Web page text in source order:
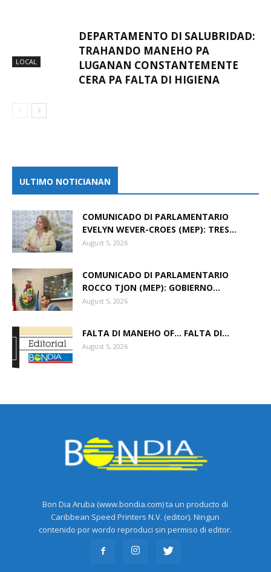
LOCAL
DEPARTAMENTO DI SALUBRIDAD:
TRAHANDO MANEHO PA
LUGANAN CONSTANTEMENTE
CERA PA FALTA DI HIGIENA
ULTIMO NOTICIANAN
COMUNICADO DI PARLAMENTARIO
EVELYN WEVER-CROES (MEP): TRES...
August 5, 2026
COMUNICADO DI PARLAMENTARIO
ROCCO TJON (MEP): GOBIERNO...
August 5, 2026
FALTA DI MANEHO OF… FALTA DI...
August 5, 2026
Bon Dia Aruba (www.bondia.com) ta un producto di
Caribbean Speed Printers N.V. (editor). Ningun
contenido por wordo reproduci sin permiso di editor.